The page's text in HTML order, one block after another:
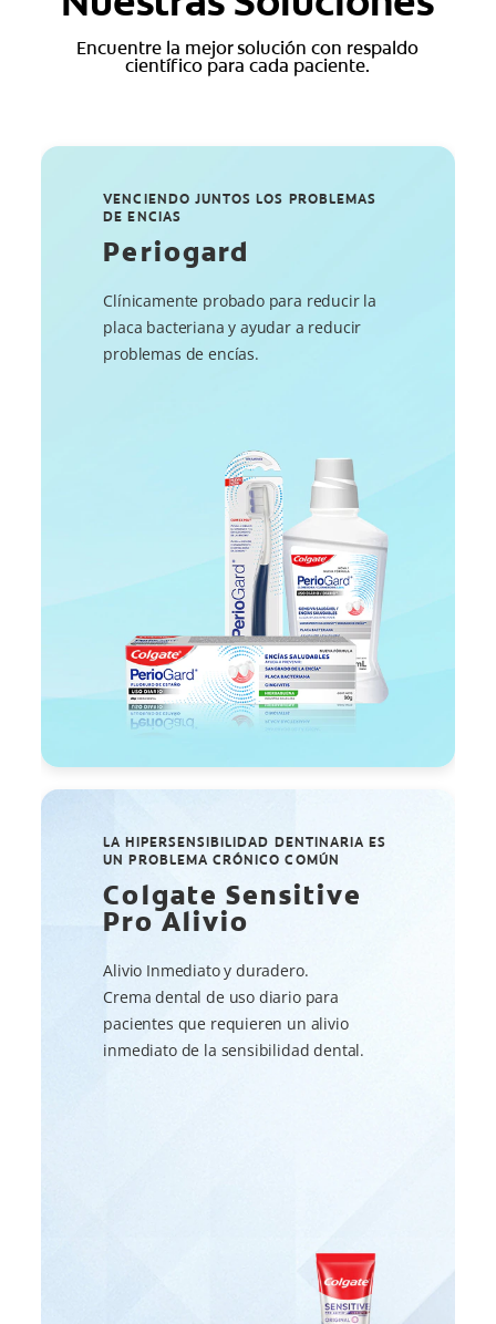
Encuentre la mejor solución con respaldo
científico para cada paciente.
VENCIENDO JUNTOS LOS PROBLEMAS
DE ENCIAS
Periogard
Clínicamente probado para reducir la
placa bacteriana y ayudar a reducir
problemas de encías.
LA HIPERSENSIBILIDAD DENTINARIA ES
UN PROBLEMA CRÓNICO COMÚN
Colgate Sensitive
Pro Alivio
Alivio Inmediato y duradero.
Crema dental de uso diario para
pacientes que requieren un alivio
inmediato de la sensibilidad dental.